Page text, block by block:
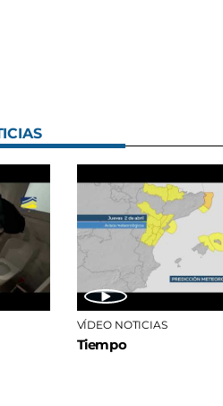
VÍDEO NOTICIAS
Tiempo